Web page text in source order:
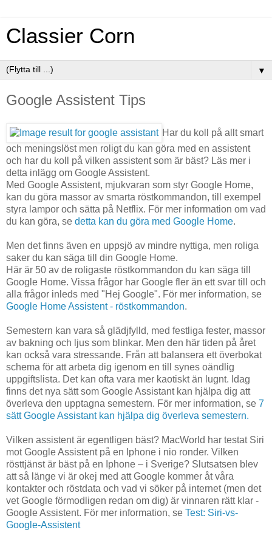
Classier Corn
▼
Google Assistent Tips
Har du koll på allt smart
och meningslöst men roligt du kan göra med en assistent
och har du koll på vilken assistent som är bäst? Läs mer i
detta inlägg om Google Assistent.
Med Google Assistent, mjukvaran som styr Google Home,
kan du göra massor av smarta röstkommandon, till exempel
styra lampor och sätta på Netflix. För mer information om vad
du kan göra, se detta kan du göra med Google Home.
Men det finns även en uppsjö av mindre nyttiga, men roliga
saker du kan säga till din Google Home.
Här är 50 av de roligaste röstkommandon du kan säga till
Google Home. Vissa frågor har Google fler än ett svar till och
alla frågor inleds med "Hej Google". För mer information, se
Google Home Assistent - röstkommandon.
Semestern kan vara så glädjfylld, med festliga fester, massor
av bakning och ljus som blinkar. Men den här tiden på året
kan också vara stressande. Från att balansera ett överbokat
schema för att arbeta dig igenom en till synes oändlig
uppgiftslista. Det kan ofta vara mer kaotiskt än lugnt. Idag
finns det nya sätt som Google Assistant kan hjälpa dig att
överleva den upptagna semestern. För mer information, se 7
sätt Google Assistant kan hjälpa dig överleva semestern.
Vilken assistent är egentligen bäst? MacWorld har testat Siri
mot Google Assistent på en Iphone i nio ronder. Vilken
rösttjänst är bäst på en Iphone – i Sverige? Slutsatsen blev
att så länge vi är okej med att Google kommer åt våra
kontakter och röstdata och vad vi söker på internet (men det
vet Google förmodligen redan om dig) är vinnaren rätt klar -
Google Assistent. För mer information, se Test: Siri-vs-
Google-Assistent